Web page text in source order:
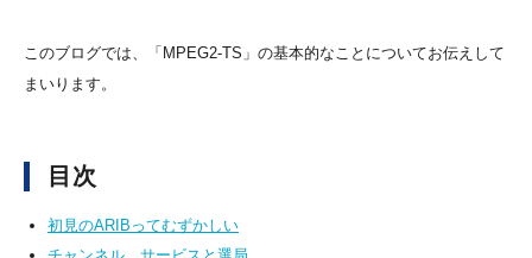
このブログでは、「MPEG2-TS」の基本的なことについてお伝えして
まいります。
目次
初見のARIBってむずかしい